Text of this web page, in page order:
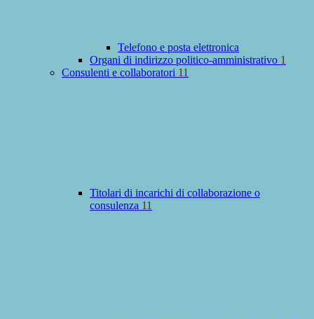
Telefono e posta elettronica
Organi di indirizzo politico-amministrativo 1
Consulenti e collaboratori 11
Titolari di incarichi di collaborazione o
consulenza 11